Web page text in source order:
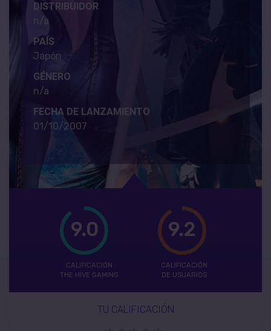
DISTRIBUIDOR
n/a
PAÍS
Japón
GÉNERO
n/a
FECHA DE LANZAMIENTO
01/10/2007
9.0
CALIFICACIÓN
THE HIVE GAMING
9.2
CALIFICACIÓN
DE USUARIOS
TU CALIFICACIÓN